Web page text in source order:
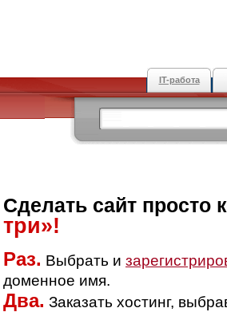
IT-работа
Сделать сайт просто
три»!
Раз. Выбрать и
доменное имя.
Два. Заказать хостинг,